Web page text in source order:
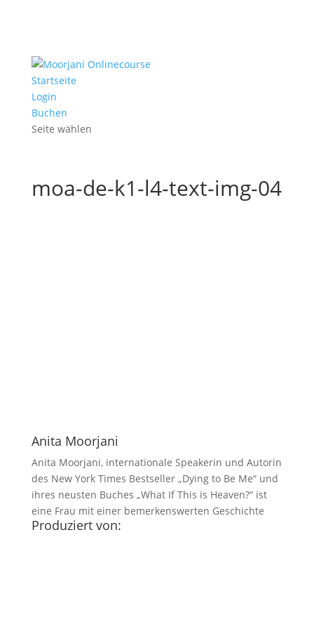
Startseite
Login
Buchen
Seite wählen
moa-de-k1-l4-text-img-04
Anita Moorjani
Anita Moorjani, internationale Speakerin und Autorin
des New York Times Bestseller „Dying to Be Me“ und
ihres neusten Buches „What If This is Heaven?“ ist
eine Frau mit einer bemerkenswerten Geschichte
Produziert von: